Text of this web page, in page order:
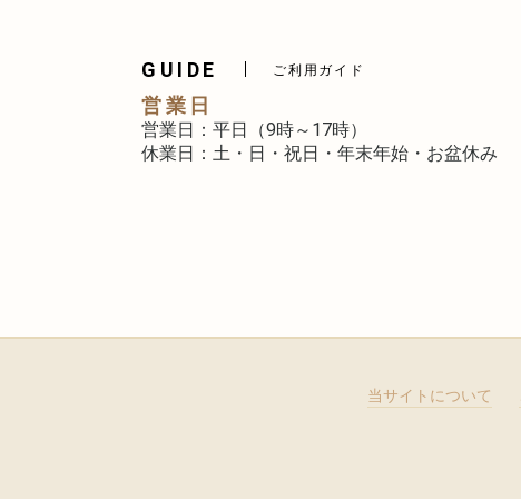
GUIDE ご利用ガイド
営業日
営業日：平日（9時～17時）
休業日：土・日・祝日・年末年始・お盆休み
当サイトについて